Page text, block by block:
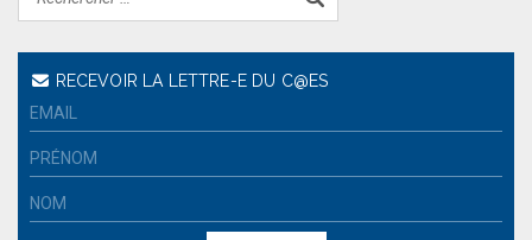
RECEVOIR LA LETTRE-E DU C@ES